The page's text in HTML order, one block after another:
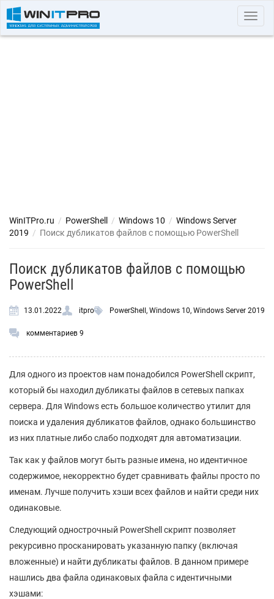
WinITPro.ru / PowerShell / Windows 10 / Windows Server
2019 / Поиск дубликатов файлов с помощью PowerShell
Поиск дубликатов файлов с помощью
PowerShell
13.01.2022 itpro PowerShell , Windows 10, Windows Server 2019
комментариев 9
Для одного из проектов нам понадобился PowerShell скрипт,
который бы находил дубликаты файлов в сетевых папках
сервера. Для Windows есть большое количество утилит для
поиска и удаления дубликатов файлов, однако большинство
из них платные либо слабо подходят для автоматизации.
Так как у файлов могут быть разные имена, но идентичное
содержимое, некорректно будет сравнивать файлы просто по
именам. Лучше получить хэши всех файлов и найти среди них
одинаковые.
Следующий однострочный PowerShell скрипт позволяет
рекурсивно просканировать указанную папку (включая
вложенные) и найти дубликаты файлов. В данном примере
нашлись два файла одинаковых файла с идентичными
хэшами: